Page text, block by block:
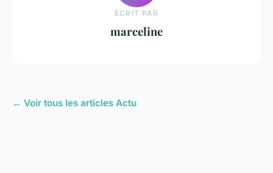
ECRIT PAR
marceline
← Voir tous les articles Actu